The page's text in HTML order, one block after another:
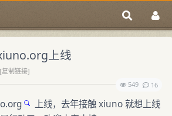
上线
[复制链接]
549
16
上线，去年接触 xiuno 就想上线